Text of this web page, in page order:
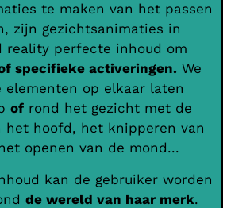
te maken van het passen
zijn gezichtsanimaties in
reality perfecte inhoud om
specifieke activeringen. We
elementen op elkaar laten
of rond het gezicht met de
het hoofd, het knipperen van
openen van de mond...
kan de gebruiker worden
de wereld van haar merk.